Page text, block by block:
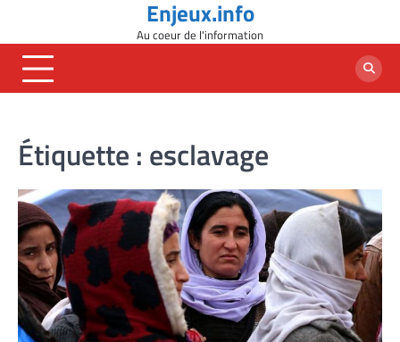
content
Enjeux.info
Au coeur de l'information
Étiquette : esclavage